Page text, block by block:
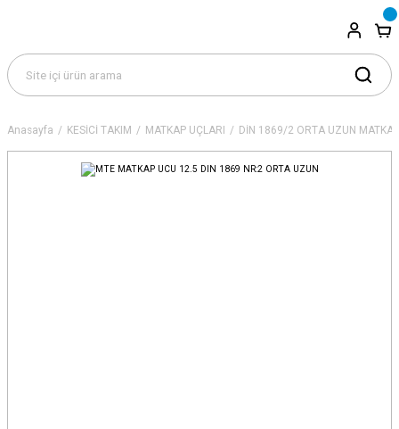
Anasayfa KESİCİ TAKIM MATKAP UÇLARI DİN 1869/2 ORTA UZUN